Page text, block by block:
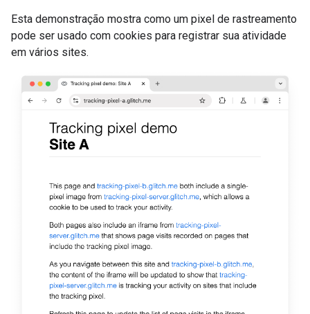
Esta demonstração mostra como um pixel de rastreamento
pode ser usado com cookies para registrar sua atividade
em vários sites.